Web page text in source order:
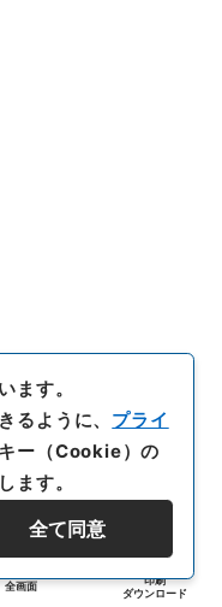
全画面
印刷
ダウンロード
ます。
るように、 プライ
ー（Cookie）の
ます。
全て同意